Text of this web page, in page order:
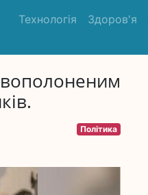
Технологія Здоров'я
Політика